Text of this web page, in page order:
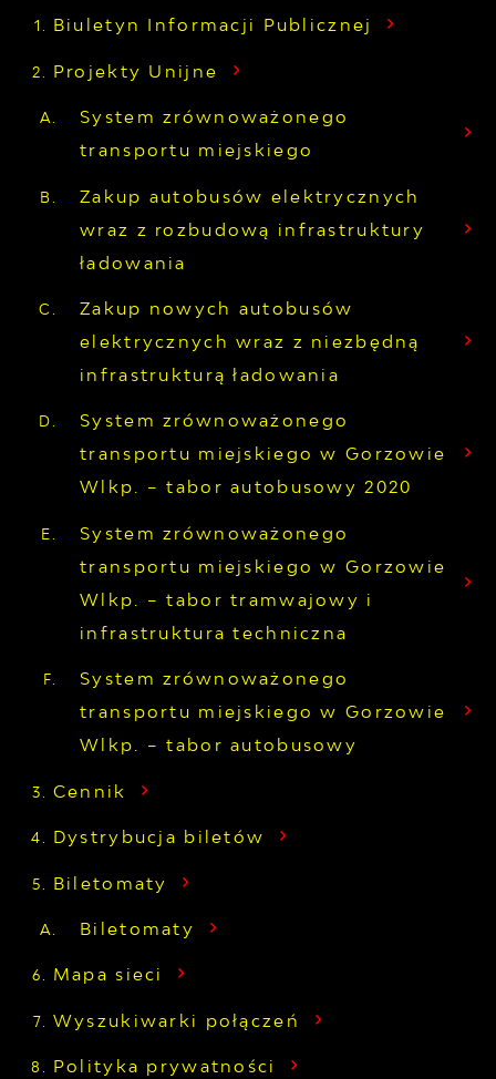
Biuletyn Informacji Publicznej
Projekty Unijne
System zrównoważonego
transportu miejskiego
Zakup autobusów elektrycznych
wraz z rozbudową infrastruktury
ładowania
Zakup nowych autobusów
elektrycznych wraz z niezbędną
infrastrukturą ładowania
System zrównoważonego
transportu miejskiego w Gorzowie
Wlkp. – tabor autobusowy 2020
System zrównoważonego
transportu miejskiego w Gorzowie
Wlkp. – tabor tramwajowy i
infrastruktura techniczna
System zrównoważonego
transportu miejskiego w Gorzowie
Wlkp. – tabor autobusowy
Cennik
Dystrybucja biletów
Biletomaty
Biletomaty
Mapa sieci
Wyszukiwarki połączeń
Polityka prywatności